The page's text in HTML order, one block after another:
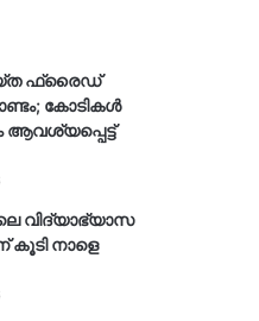
ഫ്രൈഡ്
കോടികൾ
ആവശ്യപ്പെട്ട്
വിദ്യാഭ്യാസ
കൂടി നാളെ